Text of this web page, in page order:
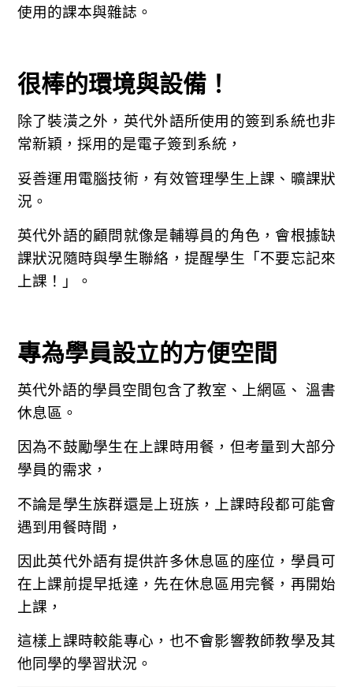
使用的課本與雜誌。
很棒的環境與設備！
除了裝潢之外，英代外語所使用的簽到系統也非
常新穎，採用的是電子簽到系統，
妥善運用電腦技術，有效管理學生上課、曠課狀
況。
英代外語的顧問就像是輔導員的角色，會根據缺
課狀況隨時與學生聯絡，提醒學生「不要忘記來
上課！」。
專為學員設立的方便空間
英代外語的學員空間包含了教室、上網區、 溫書
休息區。
因為不鼓勵學生在上課時用餐，但考量到大部分
學員的需求，
不論是學生族群還是上班族，上課時段都可能會
遇到用餐時間，
因此英代外語有提供許多休息區的座位，學員可
在上課前提早抵達，先在休息區用完餐，再開始
上課，
這樣上課時較能專心，也不會影響教師教學及其
他同學的學習狀況。